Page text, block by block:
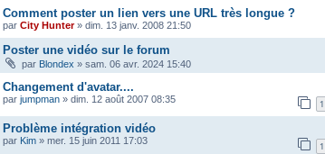
Comment poster un lien vers une URL très longue ?
par City Hunter» dim. 13 janv. 2008 21:50
Poster une vidéo sur le forum
par Blondex » sam. 06 avr. 2024 15:40
Changement d'avatar....
par jumpman » dim. 12 août 2007 08:35 1
Problème intégration vidéo
par Kim » mer. 15 juin 2011 17:03 1